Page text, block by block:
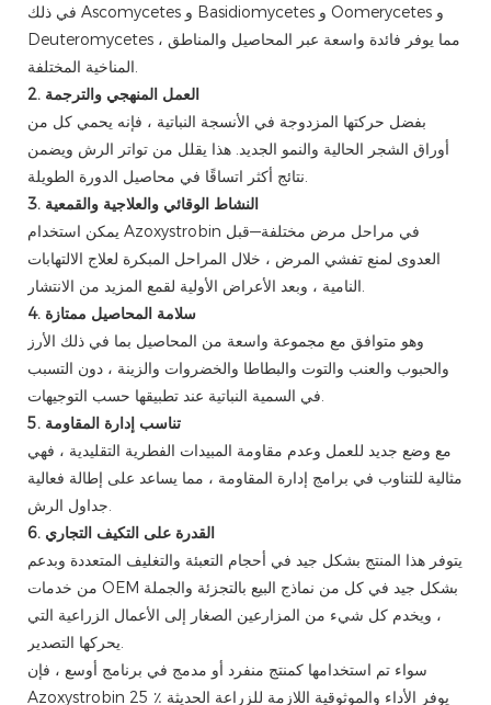
في ذلك Ascomycetes و Basidiomycetes و Oomerycetes و
Deuteromycetes ، مما يوفر فائدة واسعة عبر المحاصيل والمناطق
المناخية المختلفة.
2. العمل المنهجي والترجمة
بفضل حركتها المزدوجة في الأنسجة النباتية ، فإنه يحمي كل من
أوراق الشجر الحالية والنمو الجديد. هذا يقلل من تواتر الرش ويضمن
نتائج أكثر اتساقًا في محاصيل الدورة الطويلة.
3. النشاط الوقائي والعلاجية والقمعية
يمكن استخدام Azoxystrobin في مراحل مرض مختلفة—قبل
العدوى لمنع تفشي المرض ، خلال المراحل المبكرة لعلاج الالتهابات
النامية ، وبعد الأعراض الأولية لقمع المزيد من الانتشار.
4. سلامة المحاصيل ممتازة
وهو متوافق مع مجموعة واسعة من المحاصيل بما في ذلك الأرز
والحبوب والعنب والتوت والبطاطا والخضروات والزينة ، دون التسبب
في السمية النباتية عند تطبيقها حسب التوجيهات.
5. تناسب إدارة المقاومة
مع وضع جديد للعمل وعدم مقاومة المبيدات الفطرية التقليدية ، فهي
مثالية للتناوب في برامج إدارة المقاومة ، مما يساعد على إطالة فعالية
جداول الرش.
6. القدرة على التكيف التجاري
يتوفر هذا المنتج بشكل جيد في أحجام التعبئة والتغليف المتعددة وبدعم
من خدمات OEM بشكل جيد في كل من نماذج البيع بالتجزئة والجملة
، ويخدم كل شيء من المزارعين الصغار إلى الأعمال الزراعية التي
يحركها التصدير.
سواء تم استخدامها كمنتج منفرد أو مدمج في برنامج أوسع ، فإن
Azoxystrobin 25 ٪ يوفر الأداء والموثوقية اللازمة للزراعة الحديثة